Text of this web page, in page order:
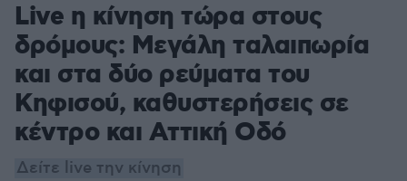
Live η κίνηση τώρα στους
δρόμους: Μεγάλη ταλαιπωρία
και στα δύο ρεύματα του
Κηφισού, καθυστερήσεις σε
κέντρο και Αττική Οδό
Δείτε live την κίνηση